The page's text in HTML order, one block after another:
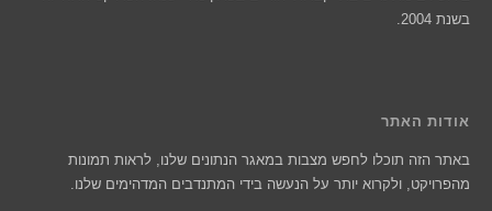
בשנת 2004.
אודות האתר
באתר הזה תוכלו לחפש מצבות במאגר הנתונים שלנו, לראות תמונות
מהפרויקט, ולקרוא יותר על הנעשה בידי המתנדבים המדהימים שלנו.